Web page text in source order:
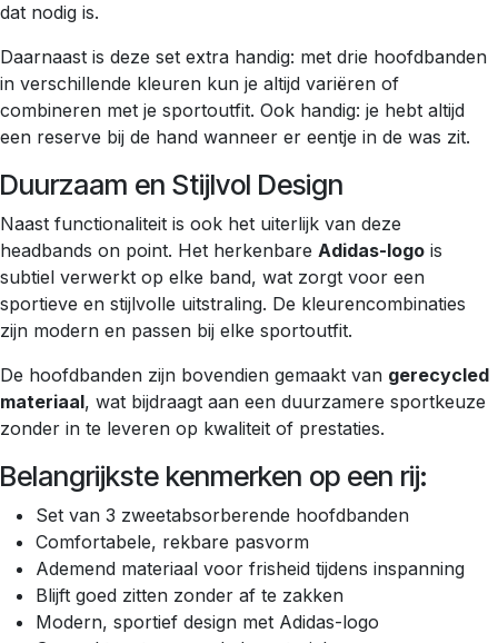
dat nodig is.
Daarnaast is deze set extra handig: met drie hoofdbanden
in verschillende kleuren kun je altijd variëren of
combineren met je sportoutfit. Ook handig: je hebt altijd
een reserve bij de hand wanneer er eentje in de was zit.
Duurzaam en Stijlvol Design
Naast functionaliteit is ook het uiterlijk van deze
headbands on point. Het herkenbare Adidas-logo is
subtiel verwerkt op elke band, wat zorgt voor een
sportieve en stijlvolle uitstraling. De kleurencombinaties
zijn modern en passen bij elke sportoutfit.
De hoofdbanden zijn bovendien gemaakt van gerecycled
materiaal, wat bijdraagt aan een duurzamere sportkeuze
zonder in te leveren op kwaliteit of prestaties.
Belangrijkste kenmerken op een rij:
Set van 3 zweetabsorberende hoofdbanden
Comfortabele, rekbare pasvorm
Ademend materiaal voor frisheid tijdens inspanning
Blijft goed zitten zonder af te zakken
Modern, sportief design met Adidas-logo